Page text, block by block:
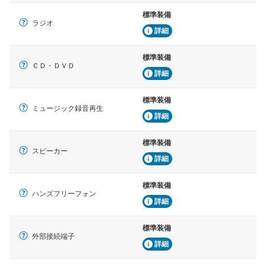
ラジオ
標準装備
詳細
ＣＤ・ＤＶＤ
標準装備
詳細
ミュージック録音再生
標準装備
詳細
スピーカー
標準装備
詳細
ハンズフリーフォン
標準装備
詳細
外部接続端子
標準装備
詳細